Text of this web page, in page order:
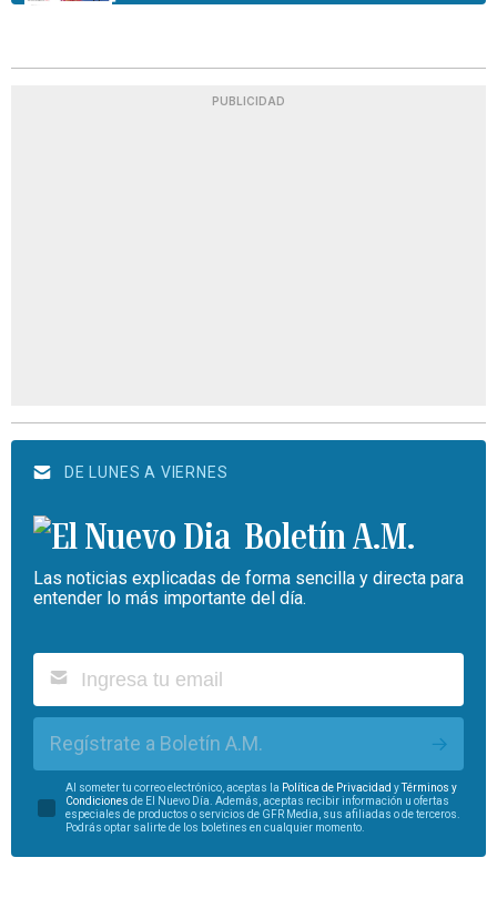
PUBLICIDAD
DE LUNES A VIERNES
Boletín A.M.
Las noticias explicadas de forma sencilla y directa para
entender lo más importante del día.
Regístrate a Boletín A.M.
Al someter tu correo electrónico, aceptas la Política de Privacidad yTérminos y
Condiciones de El Nuevo Día. Además, aceptas recibir información u ofertas
especiales de productos o servicios de GFR Media, sus afiliadas o de terceros.
Podrás optar salirte de los boletines en cualquier momento.